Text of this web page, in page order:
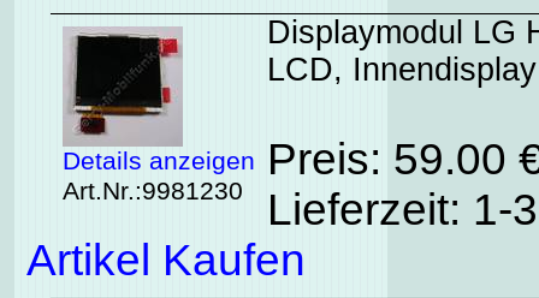
Details anzeigen
Art.Nr.:9981230
Displaymodul LG
LCD,
Preis: 59.00
Lieferzeit: 1-
Artikel Kaufen